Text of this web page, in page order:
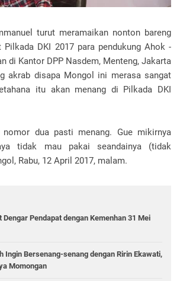
turut meramaikan nonton bareng
Pilkada DKI 2017 para pendukung Ahok -
di Kantor DPP Nasdem, Menteng, Jakarta
akrab disapa Mongol ini merasa sangat
itu akan menang di Pilkada DKI
nomor dua pasti menang. Gue mikirnya
tidak mau pakai seandainya (tidak
Rabu, 12 April 2017, malam.
Dengar Pendapat dengan Kemenhan 31 Mei
Ingin Bersenang-senang dengan Ririn Ekawati,
Momongan